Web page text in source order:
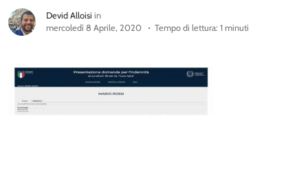
Devid Alloisi in
mercoledì 8 Aprile, 2020
Tempo di lettura: 1 minuti